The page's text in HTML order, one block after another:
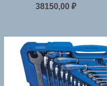
38150,00 ₽